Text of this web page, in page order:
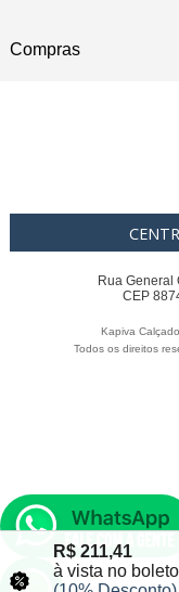
Compras
Rua General
CEP
Kapiva
Todos os direitos
R$ 211,41
à vista no